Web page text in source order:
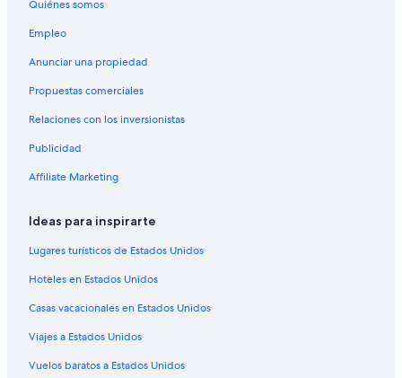
Hoteles familiares en Monserrat
Hoteles románticos en Monserrat
Hoteles baratos en Monserrat
Hoteles cerca de la catedral en Monserrat
Hoteles con cocina en Monserrat
Hoteles con estacionamiento en Monserrat
Hoteles cerca de Estación de metro Piedras
Hoteles 2 estrellas en Microcentro
Hoteles 3 estrellas en Microcentro
Hoteles 4 estrellas en Microcentro
Hoteles con spa en Microcentro
Hoteles de lujo en Microcentro
Quiénes somos
Empleo
Anunciar una propiedad
Propuestas comerciales
Relaciones con los inversionistas
Publicidad
Affiliate Marketing
Ideas para inspirarte
Lugares turísticos de Estados Unidos
Hoteles en Estados Unidos
Casas vacacionales en Estados Unidos
Viajes a Estados Unidos
Vuelos baratos a Estados Unidos